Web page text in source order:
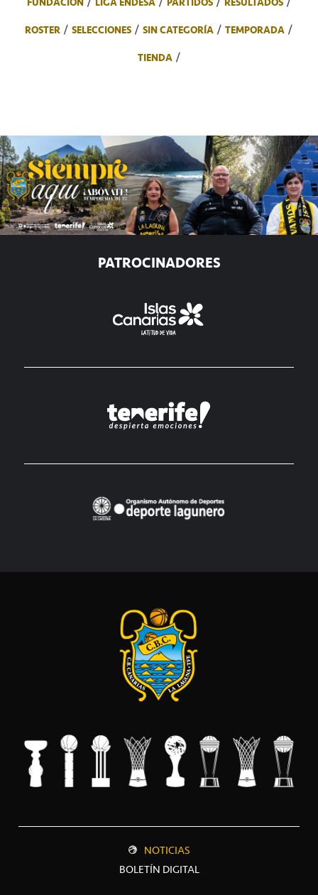
ROSTER
SELECCIONES SIN CATEGORÍA
TEMPORADA
TIENDA
PATROCINADORES
NOTICIAS
BOLETÍN DIGITAL